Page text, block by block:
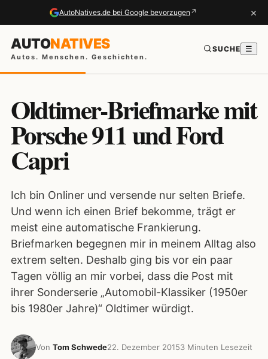
AutoNatives.de bei Google bevorzugen ↗ ×
AUTONATIVES
Autos. Menschen. Geschichten.
SUCHE ☰
Oldtimer-Briefmarke mit
Porsche 911 und Ford
Capri
Ich bin Onliner und versende nur selten Briefe.
Und wenn ich einen Brief bekomme, trägt er
meist eine automatische Frankierung.
Briefmarken begegnen mir in meinem Alltag also
extrem selten. Deshalb ging bis vor ein paar
Tagen völlig an mir vorbei, dass die Post mit
ihrer Sonderserie „Automobil-Klassiker (1950er
bis 1980er Jahre)“ Oldtimer würdigt.
Von Tom Schwede22. Dezember 20153 Minuten Lesezeit